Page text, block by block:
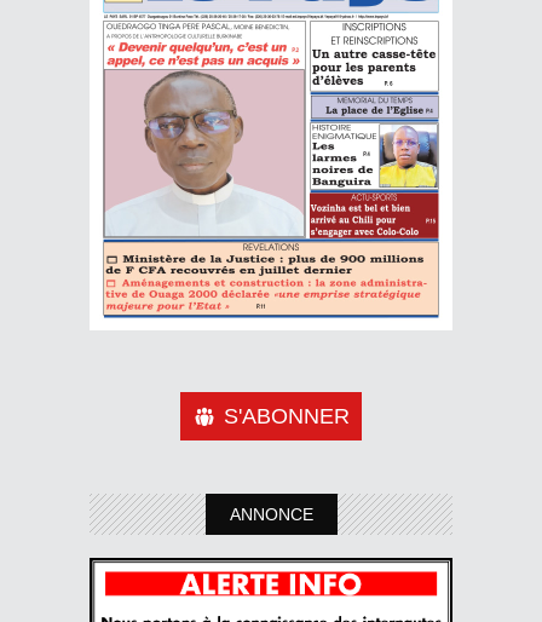
S'ABONNER
ANNONCE